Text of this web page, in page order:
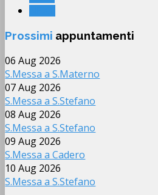
Prossimi appuntamenti
06 Aug 2026
S.Messa a S.Materno
07 Aug 2026
S.Messa a S.Stefano
08 Aug 2026
S.Messa a S.Stefano
09 Aug 2026
S.Messa a Cadero
10 Aug 2026
S.Messa a S.Stefano